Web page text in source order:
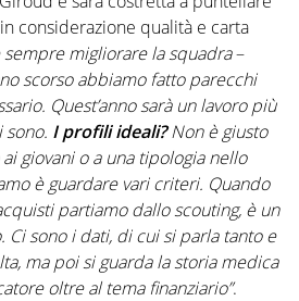
considerazione qualità e carta
sempre migliorare la squadra–
scorso abbiamo fatto parecchi
Quest’anno sarà un lavoro più
I profili ideali?Non è giusto
giovani o a una tipologia nello
è guardare vari criteri. Quando
partiamo dallo scouting, è un
sono i dati, di cui si parla tanto e
ma poi si guarda la storia medica
oltre al tema finanziario”.